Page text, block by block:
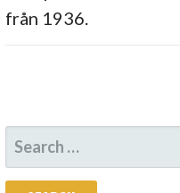
från 1936.
E